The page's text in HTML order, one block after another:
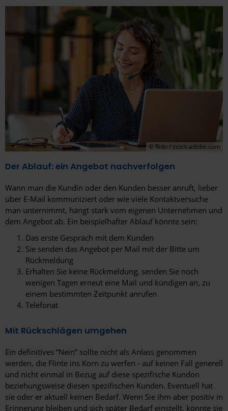
© Rido / stock.adobe.com
Der Ablauf: ein Angebot nachverfolgen
Wann man die Kundin oder den Kunden besser anruft, lieber
über E-Mail kommuniziert oder wie viele Kontaktversuche
man unternimmt, hängt stark vom eigenen Unternehmen und
dem Angebot ab. Ein beispielhafter Ablauf könnte sein:
Das erste Gespräch mit dem Kunden
Sie senden das Angebot per Mail mit der Bitte um
Rückmeldung
Erhalten Sie keine Rückmeldung, senden Sie noch
wenigen Tagen erneut eine Mail und kündigen an, zu
einem bestimmten Zeitpunkt anrufen
Telefonat
Mit Rückschlägen umgehen
Ein definitives “Nein” sollte nicht als Anlass genommen
werden, die Flinte ins Korn zu werfen - auf keinen Fall generell
und nicht einmal in Bezug auf diese spezifische Kundon
beziehungsweise diesen spezifischen Kunden. Eventuell hat
sie oder er aktuell keinen Bedarf. Wenn Sie ihm aber positiv in
Erinnerung bleiben und sich später Bedarf einstellt, könnte sie